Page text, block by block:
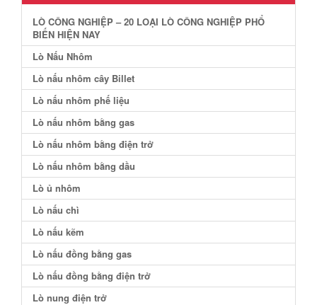
LÒ CÔNG NGHIỆP – 20 LOẠI LÒ CÔNG NGHIỆP PHỔ
BIẾN HIỆN NAY
Lò Nấu Nhôm
Lò nấu nhôm cây Billet
Lò nấu nhôm phế liệu
Lò nấu nhôm bằng gas
Lò nấu nhôm bằng điện trở
Lò nấu nhôm bằng dầu
Lò ủ nhôm
Lò nấu chì
Lò nấu kẽm
Lò nấu đồng bằng gas
Lò nấu đồng bằng điện trở
Lò nung điện trở